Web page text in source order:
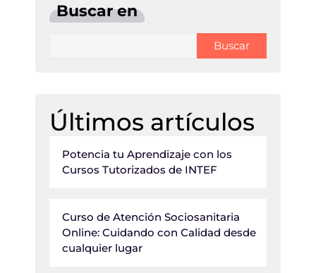
Buscar en
Buscar
Últimos artículos
Potencia tu Aprendizaje con los
Cursos Tutorizados de INTEF
Curso de Atención Sociosanitaria
Online: Cuidando con Calidad desde
cualquier lugar